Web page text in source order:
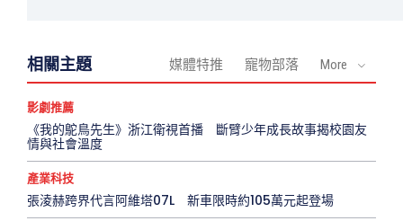
相關主題 媒體特推 寵物部落 More
影劇推薦
《我的鴕鳥先生》浙江衛視首播 斷臂少年成長故事揭校園友
情與社會溫度
產業科技
張淩赫跨界代言阿維塔07L 新車限時約105萬元起登場